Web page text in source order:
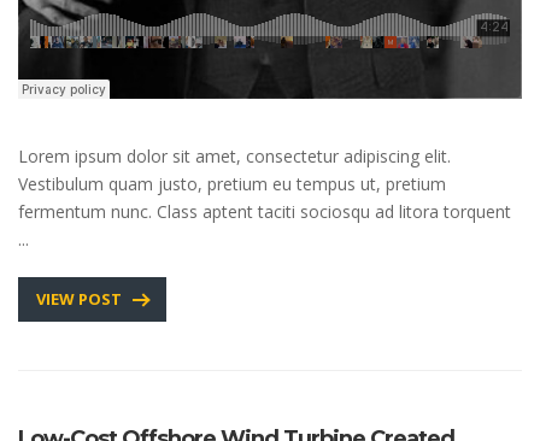
Lorem ipsum dolor sit amet, consectetur adipiscing elit.
Vestibulum quam justo, pretium eu tempus ut, pretium
fermentum nunc. Class aptent taciti sociosqu ad litora torquent
...
VIEW POST